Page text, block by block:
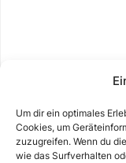
Um dir ein optimales
Cookies, um
zuzugreifen. Wenn du
wie das Surfverhalten